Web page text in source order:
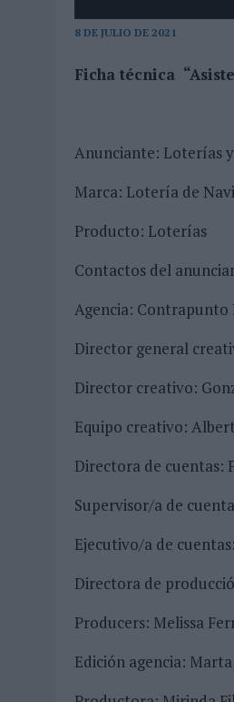
MONEDA”
8 DE JULIO DE 2021
Ficha técnica
Anunciante: Loterías
Marca: Lotería de
Contactos del
Agencia:
Director
Director creativo:
Equipo creativo:
Directora de cuentas:
Supervisor/a de
Ejecutivo/a de
Directora de
Producers:
Edición